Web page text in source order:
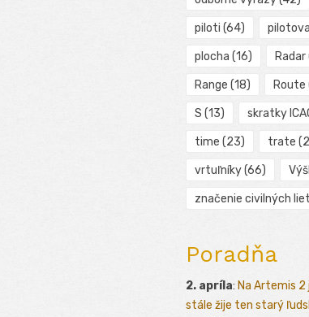
piloti (64)
plocha (16) Radar
Range (18) Route
S (13) skratky
time (23) trate
vrtuľníky(66)
značenie civilných
Poradňa
2. apríla: Na Artemis 2
stále žije ten starý